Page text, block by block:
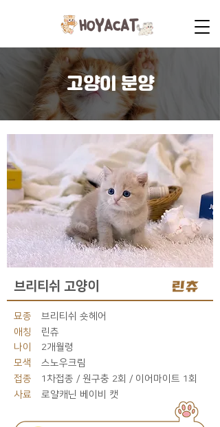
고양이 분양
브리티쉬 고양이 린츄
묘종
브리티쉬 숏헤어
애칭
린츄
나이
2개월령
모색
스노우크림
접종
1차접종 / 원구충 2회 / 이어마이트 1회
사료
로얄캐닌 베이비 캣